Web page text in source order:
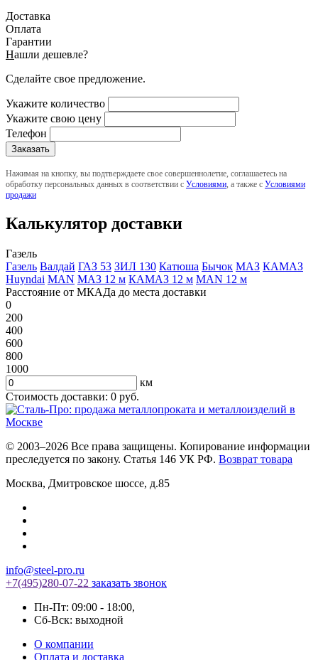
Доставка
Оплата
Гарантии
Нашли дешевле?
Сделайте свое предложение.
Укажите количество
Укажите свою цену
Телефон
Нажимая на кнопку, вы подтверждаете свое совершеннолетие, соглашаетесь на
обработку персональных данных в соответствии с Условиями , а также с Условиями
продажи
Калькулятор доставки
Газель
Газель Валдай ГАЗ 53 ЗИЛ 130 Катюша Бычок МАЗ КАМАЗ
Huyndai MAN МАЗ 12 м КАМАЗ 12 м MAN 12 м
Расстояние от МКАДа до места доставки
0
200
400
600
800
1000
км
Стоимость доставки: 0 руб.
© 2003–2026 Все права защищены. Копирование информации
преследуется по закону. Статья 146 УК РФ. Возврат товара
Москва, Дмитровское шоссе, д.85
info@steel-pro.ru
+7(495)280-07-22 заказать звонок
Пн-Пт: 09:00 - 18:00,
Cб-Вск: выходной
О компании
Оплата и доставка